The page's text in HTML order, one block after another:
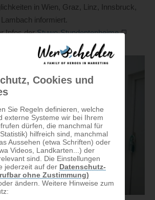
Cookies und
Sie Regeln definieren, welche
externe Systeme wir bei Ihrem
dürfen, die manchmal für
hilfreich sind, manchmal
Aussehen (etwa Schriften) oder
Videos, Landkarten...) der
sind. Die Einstellungen
jederzeit auf der Datenschutz-
ohne Zustimmung)
ändern. Weitere Hinweise zum
in Wien, Graz, Linz, Innsbruck,
informiert.
Infos derStuwo-Stundentenheime